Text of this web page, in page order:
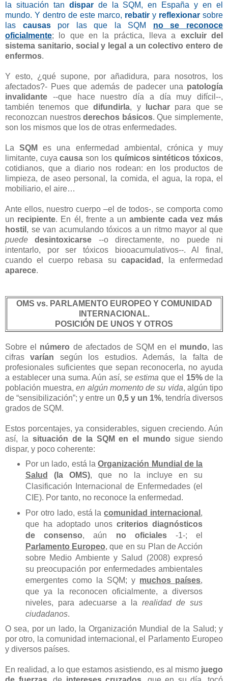
la situación tan disparde la SQM, en España y en el
mundo. Y dentro de este marco, rebatir y reflexionar sobre
las causaspor las que la SQM no se reconoce
oficialmente; lo que en la práctica, lleva a excluir del
sistema sanitario, social y legal a un colectivo entero de
enfermos.
Y esto, ¿qué supone, por añadidura, para nosotros, los
afectados?- Pues que además de padecer una patología
invalidante --que hace nuestro día a día muy difícil--,
también tenemos quedifundirla, y lucharpara que se
reconozcan nuestrosderechos básicos. Que simplemente,
son los mismos que los de otras enfermedades.
LaSQM
es una enfermedad ambiental, crónica y muy
limitante, cuyacausa son los químicos sintéticos tóxicos,
cotidianos, que a diario nos rodean: en los productos de
limpieza, de aseo personal, la comida, el agua, la ropa, el
mobiliario, el aire…
Ante ellos, nuestro cuerpo –el de todos-, se comporta como
un recipiente. En él, frente a unambiente cada vez más
hostil , se van acumulando tóxicos a un ritmo mayor al que
puede
desintoxicarse --o directamente, no puede ni
intentarlo, por ser tóxicos biooacumulativos--. Al final,
cuando el cuerpo rebasa sucapacidad , la enfermedad
aparece.
OMS vs. PARLAMENTO EUROPEO Y COMUNIDAD
INTERNACIONAL.
POSICIÓN DE UNOS Y OTROS
Sobre el número de afectados de SQM en el mundo, las
cifrasvarían según los estudios. Además, la falta de
profesionales suficientes que sepan reconocerla, no ayuda
a establecer una suma. Aún así, se estima que el 15%de la
población muestra,en algún momento de su vida, algún tipo
de “sensibilización”; y entre un 0,5 y un 1%, tendría diversos
grados de SQM.
Estos porcentajes, ya considerables, siguen creciendo. Aún
así, la situación de la SQM en el mundo sigue siendo
dispar, y poco coherente:
Por un lado, está laOrganización Mundial de la
Salud
(la OMS), que no la incluye en su
Clasificación Internacional de Enfermedades (el
CIE). Por tanto, no reconoce la enfermedad.
Por otro lado, está lacomunidad internacional ,
que ha adoptado unoscriterios diagnósticos
de consenso, aún no oficiales-1-; el
Parlamento Europeo, que en su Plan de Acción
sobre Medio Ambiente y Salud (2008) expresó
su preocupación por enfermedades ambientales
emergentes como la SQM; y muchos países,
que ya la reconocen oficialmente, a diversos
niveles, para adecuarse a larealidad de sus
ciudadanos.
O sea, por un lado, la Organización Mundial de la Salud; y
por otro, la comunidad internacional, el Parlamento Europeo
y diversos países.
En realidad, a lo que estamos asistiendo, es al mismo juego